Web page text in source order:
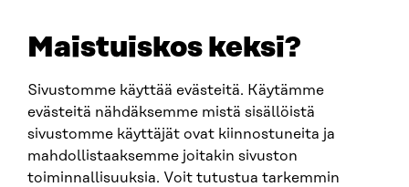
Maistuiskos keksi?
Sivustomme käyttää evästeitä. Käytämme
evästeitä nähdäksemme mistä sisällöistä
sivustomme käyttäjät ovat kiinnostuneita ja
mahdollistaaksemme joitakin sivuston
toiminnallisuuksia. Voit tutustua tarkemmin